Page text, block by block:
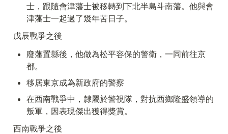
士，跟隨會津藩士被移轉到下北半島斗南藩。他與會
津藩士一起過了幾年苦日子。
戊辰戰爭之後
廢藩置縣後，他做為松平容保的警衛，一同前往京
都。
移居東京成為新政府的警察
在西南戰爭中，隸屬於警視隊，對抗西鄉隆盛領導的
叛軍，因表現傑出獲得獎賞。
西南戰爭之後